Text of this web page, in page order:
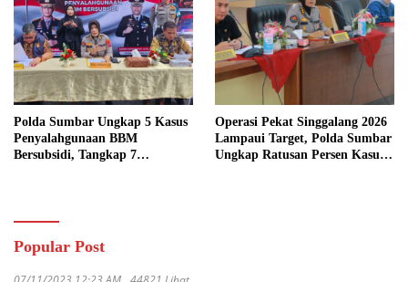
Polda Sumbar Ungkap 5 Kasus
Penyalahgunaan BBM
Bersubsidi, Tangkap 7
Operasi Pekat Singgalang 2026
Lampaui Target, Polda Sumbar
Ungkap Ratusan Persen Kasus
Popular Post